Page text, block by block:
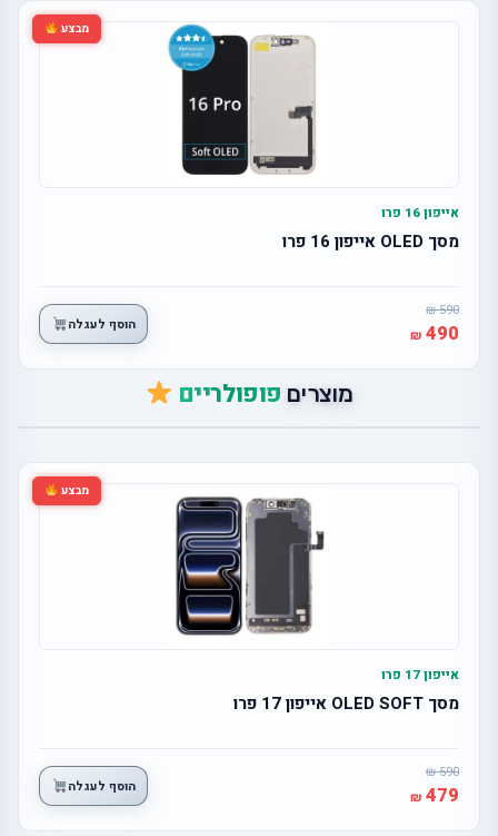
מבצע
אייפון 16 פרו
מסך OLED אייפון 16 פרו
590
490 הוסף לעגלה
מוצרים פופולריים
מבצע
אייפון 17 פרו
מסך OLED SOFT אייפון 17 פרו
590
479 הוסף לעגלה